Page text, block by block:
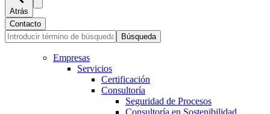
Atrás
Contacto
Búsqueda
Empresas
Servicios
Certificación
Consultoría
Seguridad de Procesos